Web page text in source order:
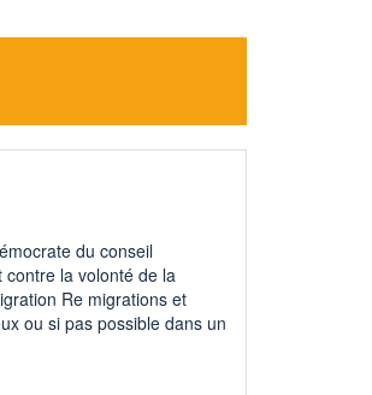
du conseil
la volonté de la
Re migrations et
ou si pas possible dans un